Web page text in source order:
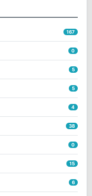
167
0
5
5
4
38
0
15
6